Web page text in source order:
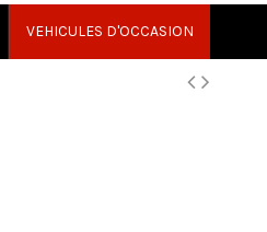
VEHICULES D'OCCASION